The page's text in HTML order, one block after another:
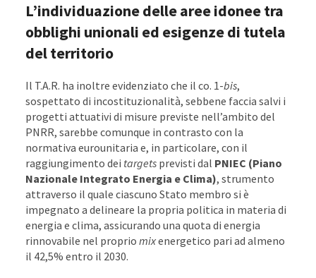
L’individuazione delle aree idonee tra
obblighi unionali ed esigenze di tutela
del territorio
Il T.A.R. ha inoltre evidenziato che il co. 1-bis,
sospettato di incostituzionalità, sebbene faccia salvi i
progetti attuativi di misure previste nell’ambito del
PNRR, sarebbe comunque in contrasto con la
normativa eurounitaria e, in particolare, con il
raggiungimento dei targetsprevisti dal PNIEC (Piano
Nazionale Integrato Energia e Clima), strumento
attraverso il quale ciascuno Stato membro si è
impegnato a delineare la propria politica in materia di
energia e clima, assicurando una quota di energia
rinnovabile nel proprio mixenergetico pari ad almeno
il 42,5% entro il 2030.